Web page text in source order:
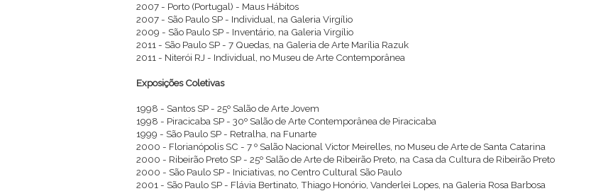
2007 - Porto (Portugal) - Maus Hábitos
2007 - São Paulo SP - Individual, na Galeria Virgílio
2009 - São Paulo SP - Inventário, na Galeria Virgílio
2011 - São Paulo SP - 7 Quedas, na Galeria de Arte Marília Razuk
2011 - Niterói RJ - Individual, no Museu de Arte Contemporânea
Exposições Coletivas
1998 - Santos SP - 25º Salão de Arte Jovem
1998 - Piracicaba SP - 30º Salão de Arte Contemporânea de Piracicaba
1999 - São Paulo SP - Retralha, na Funarte
2000 - Florianópolis SC - 7 º Salão Nacional Victor Meirelles, no Museu de Arte de Santa Catarina
2000 - Ribeirão Preto SP - 25º Salão de Arte de Ribeirão Preto, na Casa da Cultura de Ribeirão Preto
2000 - São Paulo SP - Iniciativas, no Centro Cultural São Paulo
2001 - São Paulo SP - Flávia Bertinato, Thiago Honório, Vanderlei Lopes, na Galeria Rosa Barbosa